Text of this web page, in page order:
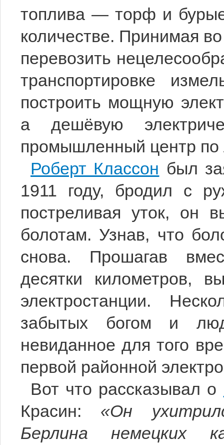
топлива — торф и
количестве. Принимая
перевозить
транспортировке
построить мощную
а дешёвую
промышленный центр по
Роберт Классон был
1911 году, бродил с
постреливая уток, он
болотам. Узнав, что
снова. Прошагав
десятки километров,
электростанции.
забытых богом и
невиданное для того
первой районной
Вот что рассказывал о
Красин: «Он
Берлина немецких